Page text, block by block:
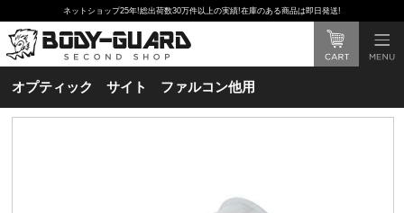
ネットショップ25年!総出荷数30万件以上の実績!在庫のある商品は即日発送!
オプティック サイト ファルコン他用